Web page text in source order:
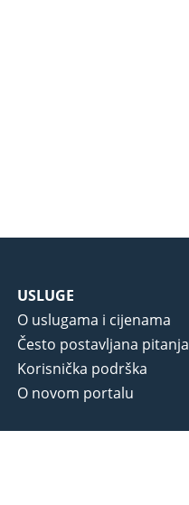
USLUGE
O uslugama i cijenama
Često postavljana pitanja
Korisnička podrška
O novom portalu